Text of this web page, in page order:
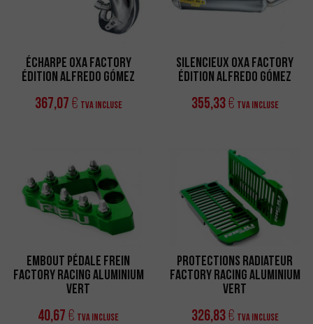
Écharpe OXA Factory
Édition Alfredo Gómez
367,07 € TVA incluse
Silencieux OXA Factory
Édition Alfredo Gómez
355,33€ TVA incluse
Embout Pédale Frein
Factory Racing Aluminium
Vert
40,67 € TVA incluse
Protections Radiateur
Factory Racing Aluminium
Vert
326,83€ TVA incluse